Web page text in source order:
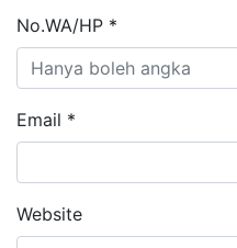
No.WA/HP *
Email *
Website